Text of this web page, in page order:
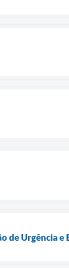
Urgência e